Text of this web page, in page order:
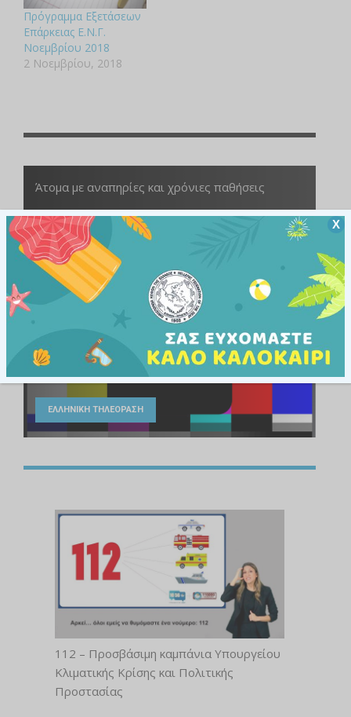
Πρόγραμμα Εξετάσεων
Επάρκειας Ε.Ν.Γ.
Νοεμβρίου 2018
2 Νοεμβρίου, 2018
Άτομα με αναπηρίες και χρόνιες παθήσεις
ΥΠΗΡΕΣΙΕΣ
Εθνικές Οδηγίες Υποτιτλισμού
για Λόγους Αισθητηριακής Πρόσβασης
ΕΛΛΗΝΙΚΗ ΤΗΛΕΟΡΑΣΗ
112 – Προσβάσιμη καμπάνια Υπουργείου
Κλιματικής Κρίσης και Πολιτικής
Προστασίας
Χ